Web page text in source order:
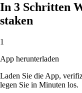
In 3 Schritten
staken
1
App herunterladen
Laden Sie die App,
legen Sie in Minuten los.